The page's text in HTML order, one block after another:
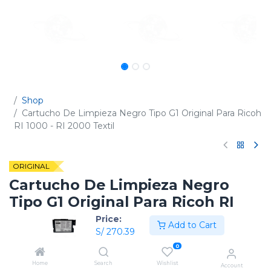
Price:
S/ 270.39
Add to Cart
Home Search
0
Wishlist Account
Shop
Cartucho De Limpieza Negro Tipo G1 Original Para Ricoh
RI 1000 - RI 2000 Textil
ORIGINAL
Cartucho De Limpieza Negro
Tipo G1 Original Para Ricoh RI
1000 - RI 2000 Textil
(0 reseña)
Código:342522